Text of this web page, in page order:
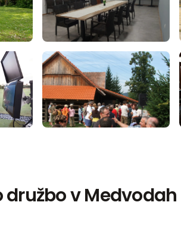
družbo v Medvodah